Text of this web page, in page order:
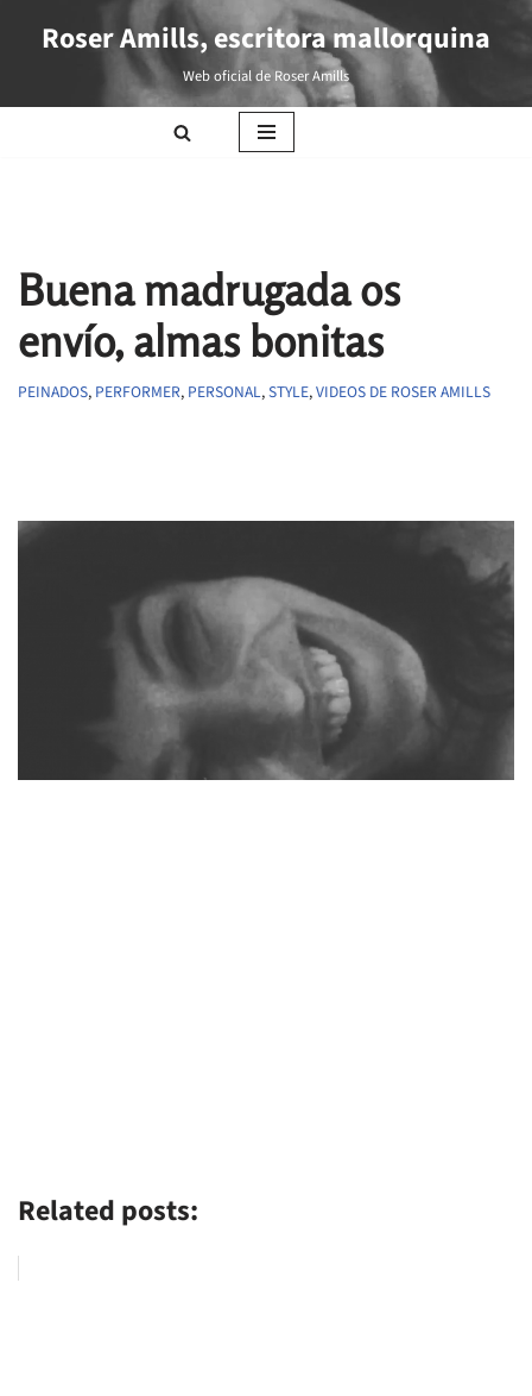
Roser Amills, escritora mallorquina
Web oficial de Roser Amills
Buena madrugada os
envío, almas bonitas
PEINADOS, PERFORMER, PERSONAL,STYLE,VIDEOS DE ROSER AMILLS
Related posts: